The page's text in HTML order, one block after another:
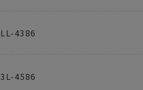
LL-4386
3L-4586